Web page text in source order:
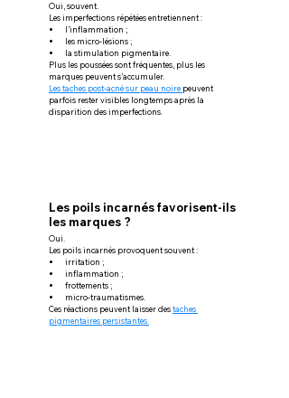
Oui, souvent.
Les imperfections répétées entretiennent :
l’inflammation ;
les micro-lésions ;
la stimulation pigmentaire.
Plus les poussées sont fréquentes, plus les
marques peuvent s’accumuler.
Les taches post-acné sur peau noire peuvent
parfois rester visibles longtemps après la
disparition des imperfections.
Les poils incarnés favorisent-ils
les marques ?
Oui.
Les poils incarnés provoquent souvent :
irritation ;
inflammation ;
frottements ;
micro-traumatismes.
Ces réactions peuvent laisser des taches
pigmentaires persistantes.